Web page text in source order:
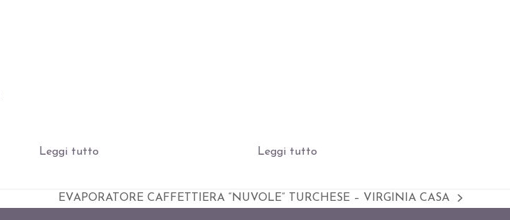
Leggi tutto Leggi tutto
visualizza
EVAPORATORE CAFFETTIERA “NUVOLE” TURCHESE – VIRGINIA CASA